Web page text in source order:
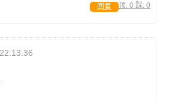
顶: 0 踩: 0
回复